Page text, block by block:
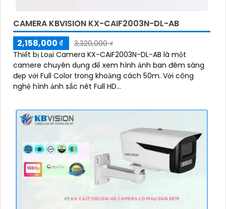
CAMERA KBVISION KX-CAIF2003N-DL-AB
2,158,000 ₫
3,320,000 ₫
Thiết bị Loại Camera KX-CAiF2003N-DL-AB là một
camere chuyên dụng để xem hình ảnh ban đêm sáng
đẹp với Full Color trong khoảng cách 50m. Với công
nghệ hình ảnh sắc nét Full HD...